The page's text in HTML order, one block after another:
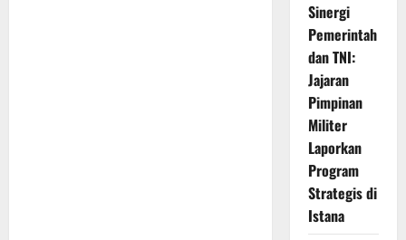
Sinergi
Pemerintah
dan TNI:
Jajaran
Pimpinan
Militer
Laporkan
Program
Strategis di
Istana